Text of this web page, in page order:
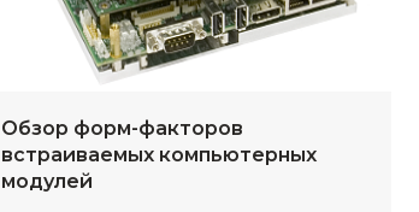
Обзор форм-факторов
встраиваемых компьютерных
модулей